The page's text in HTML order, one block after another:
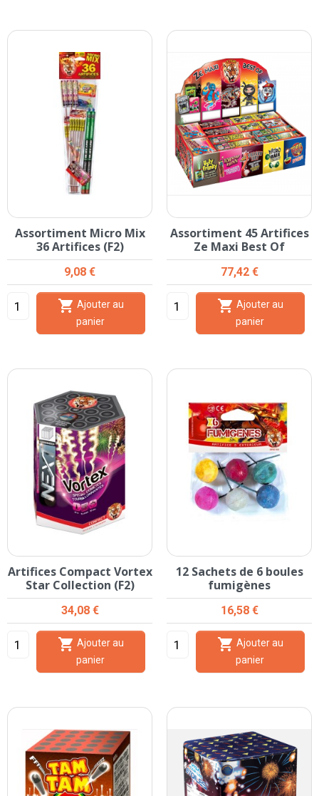
Assortiment Micro Mix
36 Artifices (F2)
Prix
9,08 €

panier
Assortiment 45 Artifices
Ze Maxi Best Of
Prix
77,42 €

panier
Artifices Compact Vortex
Star Collection (F2)
Prix
34,08 €

panier
12 Sachets de 6 boules
fumigènes
Prix
16,58 €

panier